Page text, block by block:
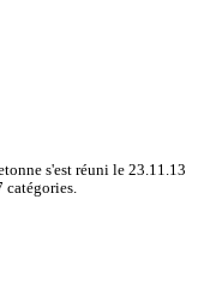
s'est réuni le 23.11.13